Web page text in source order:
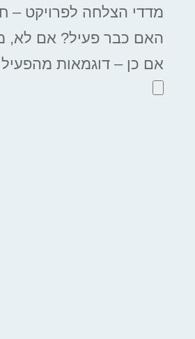
מדדי הצלחה לפרויקט –
האם כבר פעיל? אם לא,
אם כן – דוגמאות